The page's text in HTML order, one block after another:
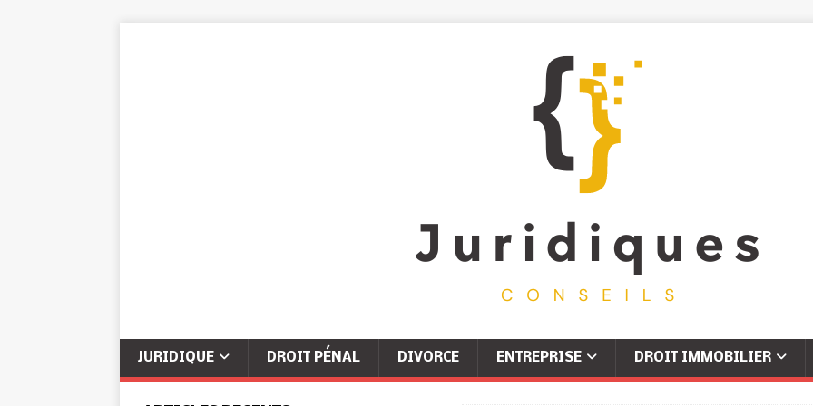
JURIDIQUE DROIT PÉNAL DIVORCE ENTREPRISE DROIT IMMOBILIER